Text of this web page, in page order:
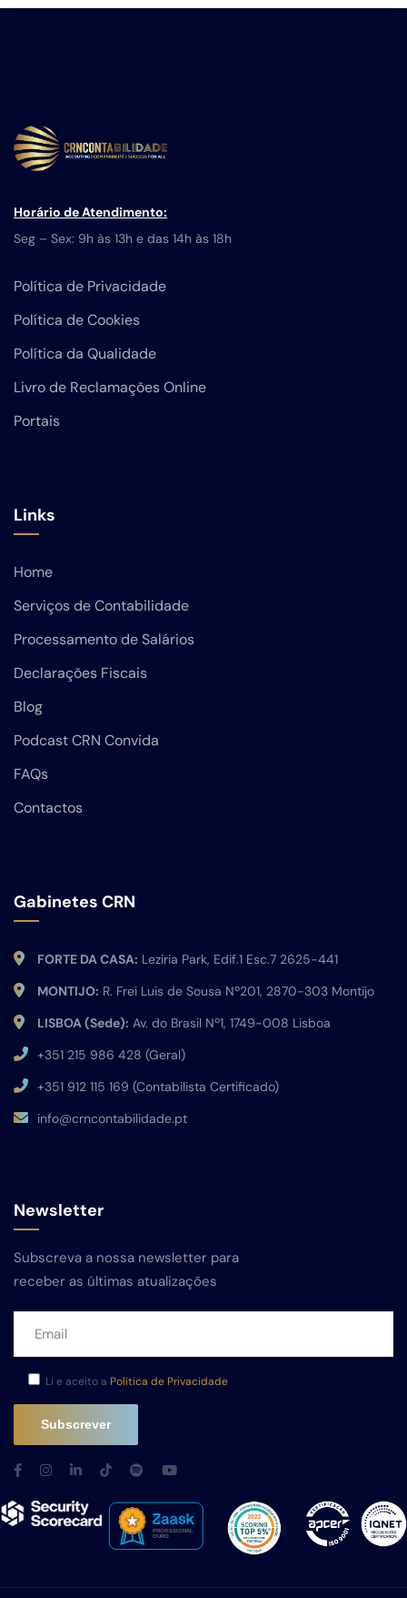
Horário de Atendimento:
Seg – Sex: 9h às 13h e das 14h às 18h
Política de Privacidade
Política de Cookies
Política da Qualidade
Livro de Reclamações Online
Portais
Links
Home
Serviços de Contabilidade
Processamento de Salários
Declarações Fiscais
Blog
Podcast CRN Convida
FAQs
Contactos
Gabinetes CRN
FORTE DA CASA: Leziria Park, Edif.1 Esc.7 2625-441
MONTIJO: R. Frei Luis de Sousa Nº201, 2870-303 Montijo
LISBOA (Sede): Av. do Brasil Nº1, 1749-008 Lisboa
+351 215 986 428 (Geral)
+351 912 115 169 (Contabilista Certificado)
info@crncontabilidade.pt
Newsletter
Subscreva a nossa newsletter para
receber as últimas atualizações
Li e aceito a Política de Privacidade